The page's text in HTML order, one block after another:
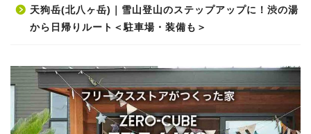
天狗岳(北八ヶ岳)｜雪山登山のステップアップに！渋の湯
から日帰りルート＜駐車場・装備も＞